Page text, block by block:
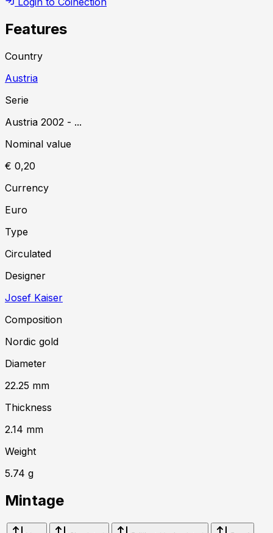
Features
Country
Austria
Serie
Austria 2002 - ...
Nominal value
€ 0,20
Currency
Euro
Type
Circulated
Designer
Josef Kaiser
Composition
Nordic gold
Diameter
22.25 mm
Thickness
2.14 mm
Weight
5.74 g
Mintage